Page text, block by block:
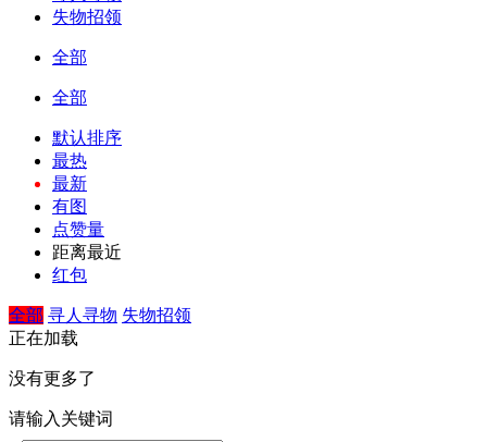
失物招领
全部
全部
默认排序
最热
最新
有图
点赞量
距离最近
红包
全部 寻人寻物 失物招领
正在加载
没有更多了
请输入关键词